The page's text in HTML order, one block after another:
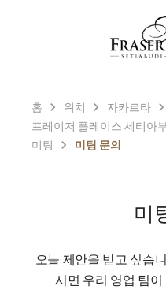
홈 위치
자카르타
프레이저 플레이스 세티아
미팅
미팅 문의
미
오늘 제안을 받고 싶습
시면 우리 영업 팀